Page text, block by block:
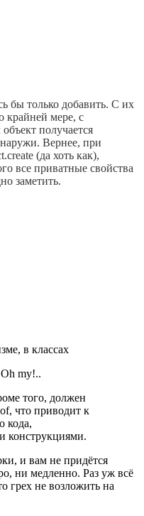
бы только добавить. С их
крайней мере, с
получается
Вернее, при
(да хоть как),
все приватные свойства
заметить.
в классах
my!..
того, должен
что приводит к
кода,
конструкциями.
и вам не придётся
ни медленно. Раз уж всё
грех не возложить на